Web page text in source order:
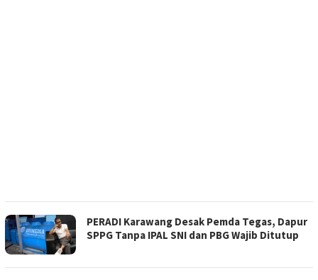
PERADI Karawang Desak Pemda Tegas, Dapur
SPPG Tanpa IPAL SNI dan PBG Wajib Ditutup